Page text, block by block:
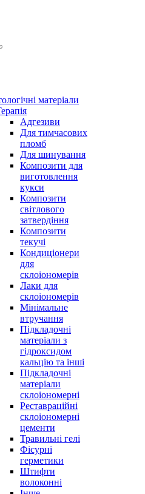
матеріали
Адгезиви
Для тимчасових
пломб
Для шинування
Композити для
виготовлення
кукси
Композити
світлового
затвердіння
Композити
текучі
Кондиціонери
для
склоіономерів
Лаки для
склоіономерів
Мінімальне
втручання
Підкладочні
матеріали з
гідроксидом
кальцію та інші
Підкладочні
матеріали
склоіономерні
Реставраційні
склоіономерні
цементи
Травильні гелі
Фісурні
герметики
Штифти
волоконні